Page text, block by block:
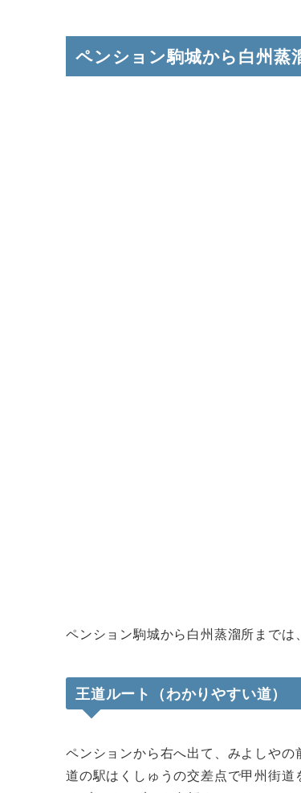
ペンション駒城から白州蒸
ペンション駒城から白州蒸溜所までは
王道ルート（わかりやすい道）
ペンションから右へ出て、みよしやの
道の駅はくしゅうの交差点で甲州街道